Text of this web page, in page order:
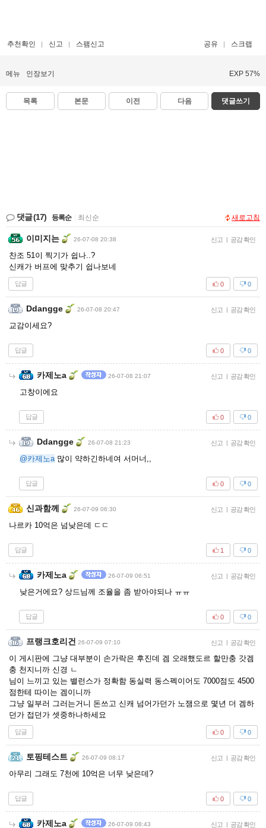
추천확인 신고 스팸신고 공유 스크랩
메뉴 인장보기 EXP 57%
목록 본문 이전 다음 댓글쓰기
댓글(17) 등록순 최신순 새로고침
이미지는 26-07-08 20:38 신고 | 공감 확인
찬조 51이 찍기가 쉽나..?
신캐가 버프에 맞추기 쉽나보네
답글 0
0
Ddangge 26-07-08 20:47 신고 | 공감 확인
교감이세요?
답글 0
0
카제노a 26-07-08 21:07 신고 | 공감 확인
고창이에요
답글 0
0
Ddangge 26-07-08 21:23 신고 | 공감 확인
@카제노a많이 약하긴하네여 서머너,,
답글 0
0
신과함께 26-07-09 06:30 신고 | 공감 확인
나르카 10억은 넘낮은데 ㄷㄷ
답글 0
1
카제노a 26-07-09 06:51 신고 | 공감 확인
낮은거에요? 상드님께 조율을 좀 받아야되나 ㅠㅠ
답글 0
0
프랭크호리건 26-07-09 07:10 신고 | 공감 확인
이 게시판에 그냥 대부분이 손가락은 후진데 겜 오래했도르 할만충 갓겜
충 천지니까 신경 ㄴ
님이 느끼고 있는 밸런스가 정확함 동실력 동스펙이어도 7000점도 4500
점한테 따이는 겜이니까
그냥 일부러 그러는거니 돈쓰고 신캐 넘어가던가 노잼으로 몇년 더 겜하
던가 접던가 셋중하나하세요
답글 0
0
토핑테스트 26-07-09 08:17 신고 | 공감 확인
아무리 그래도 7천에 10억은 너무 낮은데?
답글 0
0
카제노a 26-07-09 08:43 신고 | 공감 확인